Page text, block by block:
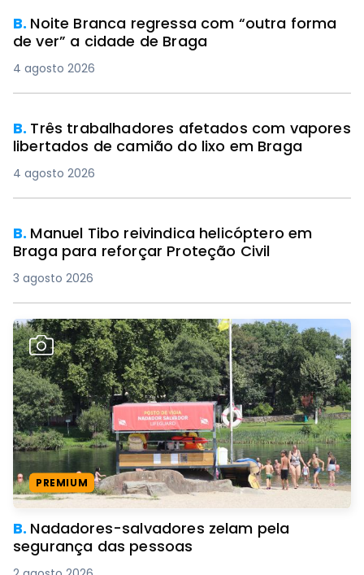
B. Noite Branca regressa com “outra forma
de ver” a cidade de Braga
4 agosto 2026
B. Três trabalhadores afetados com vapores
libertados de camião do lixo em Braga
4 agosto 2026
B. Manuel Tibo reivindica helicóptero em
Braga para reforçar Proteção Civil
3 agosto 2026
PREMIUM
B. Nadadores-salvadores zelam pela
segurança das pessoas